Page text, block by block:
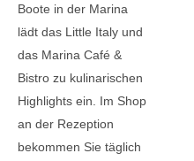
Boote in der Marina
lädt das Little Italy und
das Marina Café &
Bistro zu kulinarischen
Highlights ein. Im Shop
an der Rezeption
bekommen Sie täglich